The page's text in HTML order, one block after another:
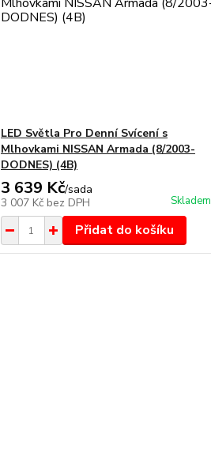
LED Světla Pro Denní Svícení s
Mlhovkami NISSAN Armada (8/2003-
DODNES) (4B)
3 639 Kč/sada
3 007 Kč bez DPH Skladem
Přidat do košíku